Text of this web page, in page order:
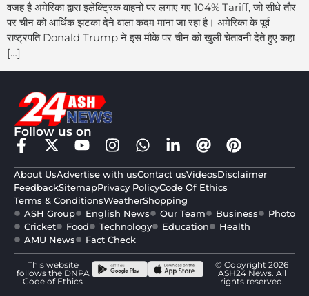
वजह है अमेरिका द्वारा इलेक्ट्रिक वाहनों पर लगाए गए 104% Tariff, जो सीधे तौर
पर चीन को आर्थिक झटका देने वाला कदम माना जा रहा है। अमेरिका के पूर्व
राष्ट्रपति Donald Trump ने इस मौके पर चीन को खुली चेतावनी देते हुए कहा
[…]
Follow us on
About UsAdvertise with usContact usVideosDisclaimer
FeedbackSitemapPrivacy PolicyCode Of Ethics
Terms & ConditionsWeatherShopping
ASH Group
English News Our Team Business
Photo
Cricket
Food Technology Education
Health
AMU News
Fact Check
This website
follows the DNPA
Code of Ethics
© Copyright 2026
ASH24 News. All
rights reserved.